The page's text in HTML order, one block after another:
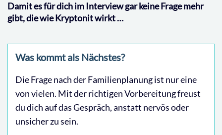
Damit es für dich im Interview gar keine Frage mehr
gibt, die wie Kryptonit wirkt …
Was kommt als Nächstes?
Die Frage nach der Familienplanung ist nur eine
von vielen. Mit der richtigen Vorbereitung freust
du dich auf das Gespräch, anstatt nervös oder
unsicher zu sein.